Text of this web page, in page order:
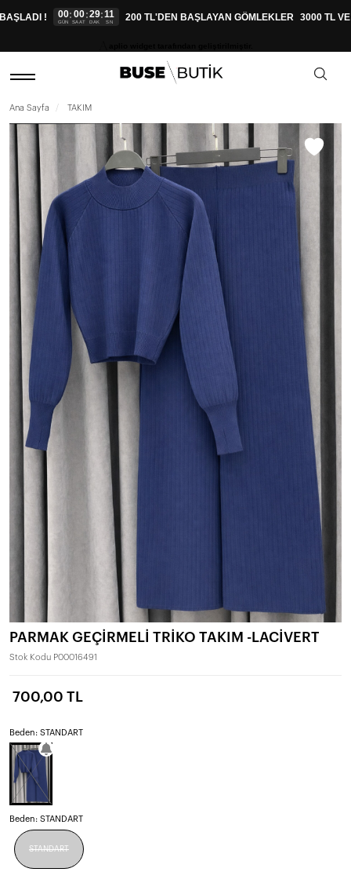
! 00
GÜN
:00
SAAT
:29
DAK
:11
SN 200 TL'DEN BAŞLAYAN GÖMLEKLER 3000 TL VE
Ana Sayfa TAKIM
PARMAK GEÇİRMELİ TRİKO TAKIM -LACİVERT
Stok Kodu P00016491
700,00 TL
Beden: STANDART
Beden: STANDART
STANDART